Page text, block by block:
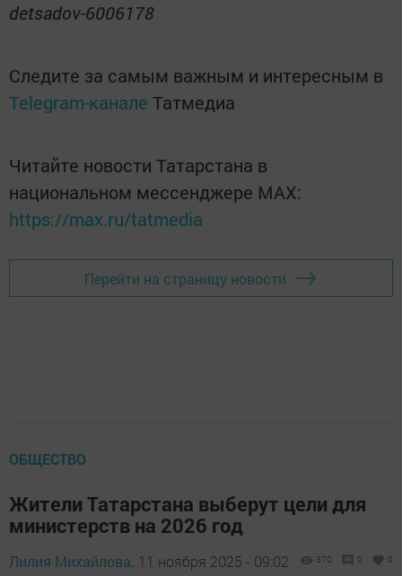
detsadov-6006178
Следите за самым важным и интересным в
Telegram-канале Татмедиа
Читайте новости Татарстана в
национальном мессенджере MАХ:
https://max.ru/tatmedia
Перейти на страницу новости
ОБЩЕСТВО
Жители Татарстана выберут цели для
министерств на 2026 год
Лилия Михайлова, 11 ноября 2025 - 09:02 370 0 0